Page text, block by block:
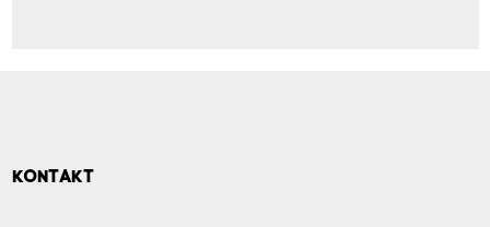
KONTAKT